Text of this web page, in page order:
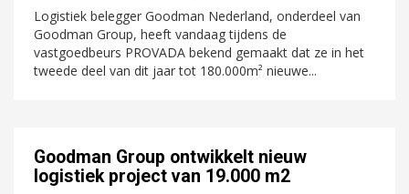
Logistiek belegger Goodman Nederland, onderdeel van
Goodman Group, heeft vandaag tijdens de
vastgoedbeurs PROVADA bekend gemaakt dat ze in het
tweede deel van dit jaar tot 180.000m² nieuwe...
Goodman Group ontwikkelt nieuw
logistiek project van 19.000 m2